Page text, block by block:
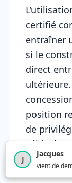
certifié
entraîner
si le
direct
position
de
véhicules
conflit.
4 210
J
Jacques
vient de